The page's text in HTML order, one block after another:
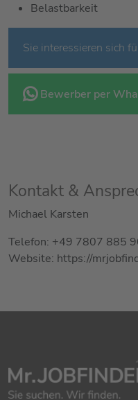
Belastbarkeit
Sie interessieren sich
Bewerber per
Kontakt &
Michael Karsten
Telefon: +49 7807 885
Website: https://